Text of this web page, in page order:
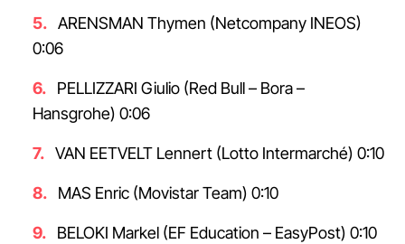
ARENSMAN Thymen (Netcompany INEOS)
0:06
PELLIZZARI Giulio (Red Bull – Bora –
Hansgrohe) 0:06
VAN EETVELT Lennert (Lotto Intermarché) 0:10
MAS Enric (Movistar Team) 0:10
BELOKI Markel (EF Education – EasyPost) 0:10